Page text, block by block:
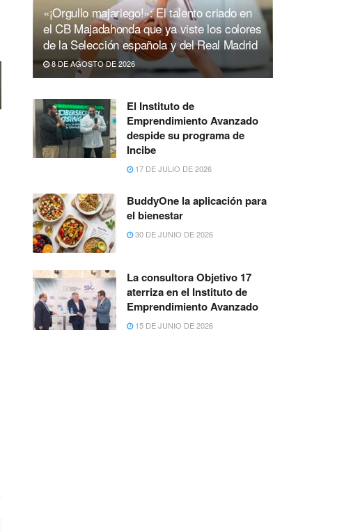
«¡Orgullo majariego!»: El talento criado en
el CB Majadahonda que ya viste los colores
de la Selección española y del Real Madrid
8 DE AGOSTO DE 2026
El Instituto de
Emprendimiento Avanzado
despide su programa de
Incibe
17 DE JULIO DE 2026
BuddyOne la aplicación para
el bienestar
30 DE JUNIO DE 2026
La consultora Objetivo 17
aterriza en el Instituto de
Emprendimiento Avanzado
15 DE JUNIO DE 2026